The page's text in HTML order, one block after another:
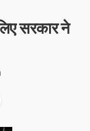
सरकार ने